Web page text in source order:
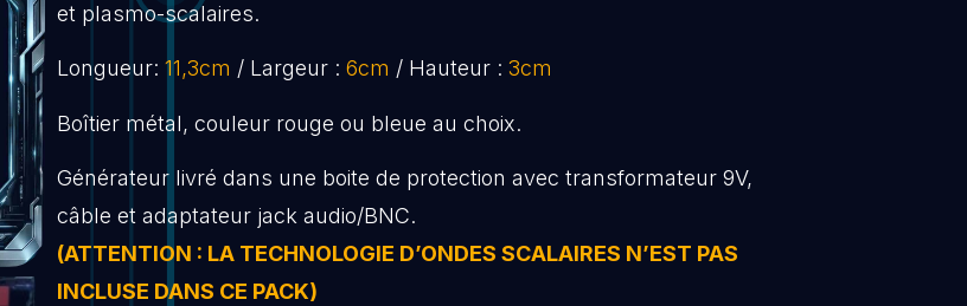
et plasmo-scalaires.
Longueur:11,3cm / Largeur :6cm / Hauteur :3cm
Boîtier métal, couleur rouge ou bleue au choix.
Générateur livré dans une boite de protection avec transformateur 9V,
câble et adaptateur jack audio/BNC.
(ATTENTION : LA TECHNOLOGIE D’ONDES SCALAIRES N’EST PAS
INCLUSE DANS CE PACK)